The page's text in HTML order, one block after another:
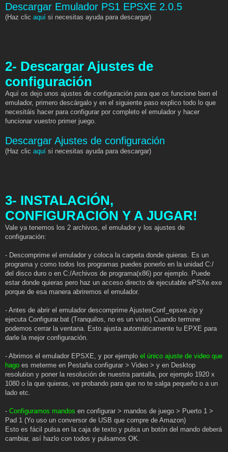
Descargar Emulador PS1 EPSXE 2.0.5
(Haz clic aquí si necesitas ayuda para descargar)
2- Descargar Ajustes de
configuración
Aquí os dejo unos ajustes de configuración para que os funcione bien el
emulador, primero descárgalo y en el siguiente paso explico todo lo que
necesitáis hacer para configurar por completo el emulador y hacer
funcionar vuestro primer juego.
Descargar Ajustes de configuración
(Haz clic aquí si necesitas ayuda para descargar)
3- INSTALACIÓN,
CONFIGURACIÓN Y A JUGAR!
Vale ya tenemos los 2 archivos, el emulador y los ajustes de
configuración:
- Descomprime el emulador y coloca la carpeta donde quieras. Es un
programa y como todos los programas puedes ponerlo en la unidad C:/
del disco duro o en C:/Archivos de programa(x86) por ejemplo. Puede
estar donde quieras pero haz un acceso directo de ejecutable ePSXe.exe
porque de esa manera abriremos el emulador.
- Antes de abrir el emulador descomprime AjustesConf_epsxe.zip y
ejecuta Configurar.bat (Tranquilos, no es un virus) Cuando termine
podemos cerrar la ventana. Esto ajusta automáticamente tu EPXE para
darle la mejor configuración.
- Abrimos el emulador EPSXE, y por ejemplo el único ajuste de video que
hago es meterme en Pestaña configurar > Video > y en Desktop
resolution y poner la resolución de nuestra pantalla, por ejemplo 1920 x
1080 o la que quieras, ve probando para que no te salga pequeño o a un
lado etc.
- Configuramos mandos en configurar > mandos de juego > Puerto 1 >
Pad 1 (Yo uso un conversor de USB que compre de Amazon)
Esto es fácil pulsa en la caja de texto y pulsa un botón del mando deberá
cambiar, así hazlo con todos y pulsamos OK.